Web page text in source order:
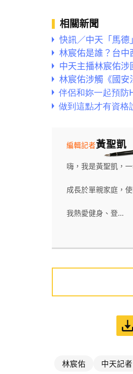
相關新聞
快訊／中天「馬
林宸佑是誰？台
中天主播林宸佑
林宸佑涉觸《國
黃聖凱
編輯記者
嗨，我是黃聖凱，
成長於單親家庭，
我熱愛健身、登...
林宸佑 中天記者